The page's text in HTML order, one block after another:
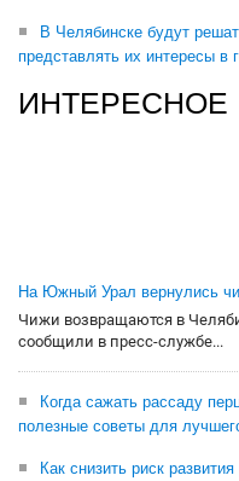
В Челябинске будут
представлять их интересы в
ИНТЕРЕСНОЕ
На Южный Урал вернулись
Чижи возвращаются в
сообщили в пресс-службе...
Когда сажать рассаду
полезные советы для
Как снизить риск